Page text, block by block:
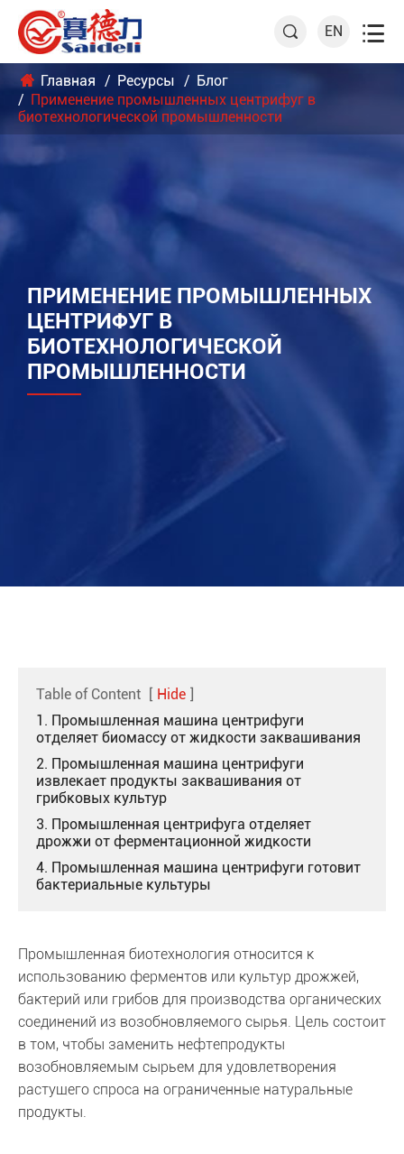
 EN 
Главная Ресурсы
Блог
Применение промышленных центрифуг в
биотехнологической промышленности
ПРИМЕНЕНИЕ ПРОМЫШЛЕННЫХ
ЦЕНТРИФУГ В
БИОТЕХНОЛОГИЧЕСКОЙ
ПРОМЫШЛЕННОСТИ
Table of Content [ Hide ]
1. Промышленная машина центрифуги
отделяет биомассу от жидкости заквашивания
2. Промышленная машина центрифуги
извлекает продукты заквашивания от
грибковых культур
3. Промышленная центрифуга отделяет
дрожжи от ферментационной жидкости
4. Промышленная машина центрифуги готовит
бактериальные культуры
Промышленная биотехнология относится к
использованию ферментов или культур дрожжей,
бактерий или грибов для производства органических
соединений из возобновляемого сырья. Цель состоит
в том, чтобы заменить нефтепродукты
возобновляемым сырьем для удовлетворения
растущего спроса на ограниченные натуральные
продукты.